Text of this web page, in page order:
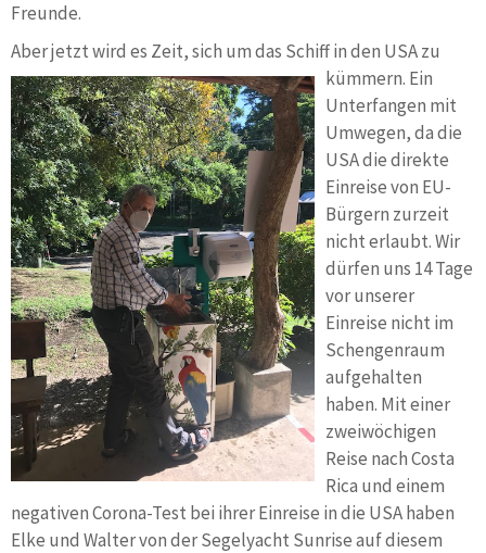
Freunde.
Aber jetzt wird es Zeit, sich um das Schiff in den USA zu
kümmern. Ein
Unterfangen mit
Umwegen, da die
USA die direkte
Einreise von EU-
Bürgern zurzeit
nicht erlaubt. Wir
dürfen uns 14 Tage
vor unserer
Einreise nicht im
Schengenraum
aufgehalten
haben. Mit einer
zweiwöchigen
Reise nach Costa
Rica und einem
negativen Corona-Test bei ihrer Einreise in die USA haben
Elke und Walter von der Segelyacht Sunrise auf diesem